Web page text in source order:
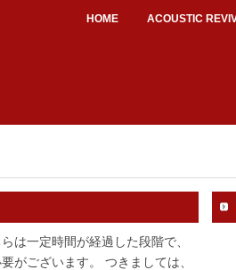
HOME ACOUSTIC
は一定時間が経過した段階で、
がございます。 つきましては、